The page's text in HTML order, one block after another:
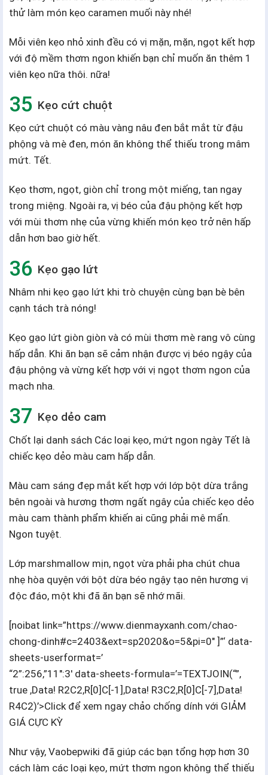
thử làm món kẹo caramen muối này nhé!
Mỗi viên kẹo nhỏ xinh đều có vị mặn, mặn, ngọt kết hợp
với độ mềm thơm ngon khiến bạn chỉ muốn ăn thêm 1
viên kẹo nữa thôi. nữa!
Kẹo cứt chuột
Kẹo cứt chuột có màu vàng nâu đen bắt mắt từ đậu
phộng và mè đen, món ăn không thể thiếu trong mâm
mứt. Tết.
Kẹo thơm, ngọt, giòn chỉ trong một miếng, tan ngay
trong miệng. Ngoài ra, vị béo của đậu phộng kết hợp
với mùi thơm nhẹ của vừng khiến món kẹo trở nên hấp
dẫn hơn bao giờ hết.
Kẹo gạo lứt
Nhâm nhi kẹo gạo lứt khi trò chuyện cùng bạn bè bên
cạnh tách trà nóng!
Kẹo gạo lứt giòn giòn và có mùi thơm mè rang vô cùng
hấp dẫn. Khi ăn bạn sẽ cảm nhận được vị béo ngậy của
đậu phộng và vừng kết hợp với vị ngọt thơm ngon của
mạch nha.
Kẹo dẻo cam
Chốt lại danh sách Các loại kẹo, mứt ngon ngày Tết là
chiếc kẹo dẻo màu cam hấp dẫn.
Màu cam sáng đẹp mắt kết hợp với lớp bột dừa trắng
bên ngoài và hương thơm ngất ngây của chiếc kẹo dẻo
màu cam thành phẩm khiến ai cũng phải mê mẩn.
Ngon tuyệt.
Lớp marshmallow mịn, ngọt vừa phải pha chút chua
nhẹ hòa quyện với bột dừa béo ngậy tạo nên hương vị
độc đáo, một khi đã ăn bạn sẽ nhớ mãi.
[noibat link=”https://www.dienmayxanh.com/chao-
chong-dinh#c=2403&ext=sp2020&o=5&pi=0″ ]”‘ data-
sheets-userformat=’
“2”:256,”11″:3′ data-sheets-formula=’=TEXTJOIN(“”,
true ,Data! R2C2,R[0]C[-1],Data! R3C2,R[0]C[-7],Data!
R4C2)’>Click để xem ngay chảo chống dính với GIẢM
GIÁ CỰC KỲ
Như vậy, Vaobepwiki đã giúp các bạn tổng hợp hơn 30
cách làm các loại kẹo, mứt thơm ngon không thể thiếu